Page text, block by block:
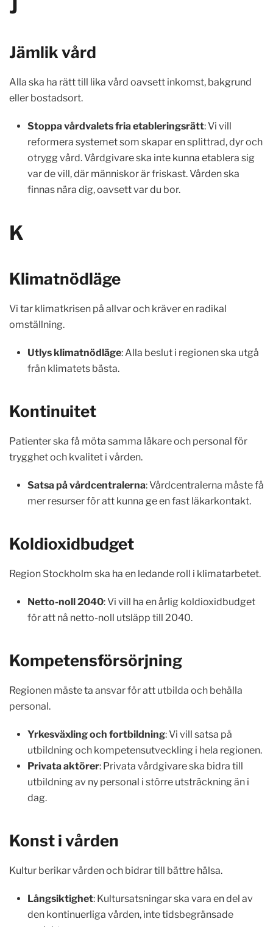
J
Jämlik vård
Alla ska ha rätt till lika vård oavsett inkomst, bakgrund
eller bostadsort.
Stoppa vårdvalets fria etableringsrätt: Vi vill
reformera systemet som skapar en splittrad, dyr och
otrygg vård. Vårdgivare ska inte kunna etablera sig
var de vill, där människor är friskast. Vården ska
finnas nära dig, oavsett var du bor.
K
Klimatnödläge
Vi tar klimatkrisen på allvar och kräver en radikal
omställning.
Utlys klimatnödläge: Alla beslut i regionen ska utgå
från klimatets bästa.
Kontinuitet
Patienter ska få möta samma läkare och personal för
trygghet och kvalitet i vården.
Satsa på vårdcentralerna: Vårdcentralerna måste få
mer resurser för att kunna ge en fast läkarkontakt.
Koldioxidbudget
Region Stockholm ska ha en ledande roll i klimatarbetet.
Netto-noll 2040: Vi vill ha en årlig koldioxidbudget
för att nå netto-noll utsläpp till 2040.
Kompetensförsörjning
Regionen måste ta ansvar för att utbilda och behålla
personal.
Yrkesväxling och fortbildning: Vi vill satsa på
utbildning och kompetensutveckling i hela regionen.
Privata aktörer: Privata vårdgivare ska bidra till
utbildning av ny personal i större utsträckning än i
dag.
Konst i vården
Kultur berikar vården och bidrar till bättre hälsa.
Långsiktighet: Kultursatsningar ska vara en del av
den kontinuerliga vården, inte tidsbegränsade